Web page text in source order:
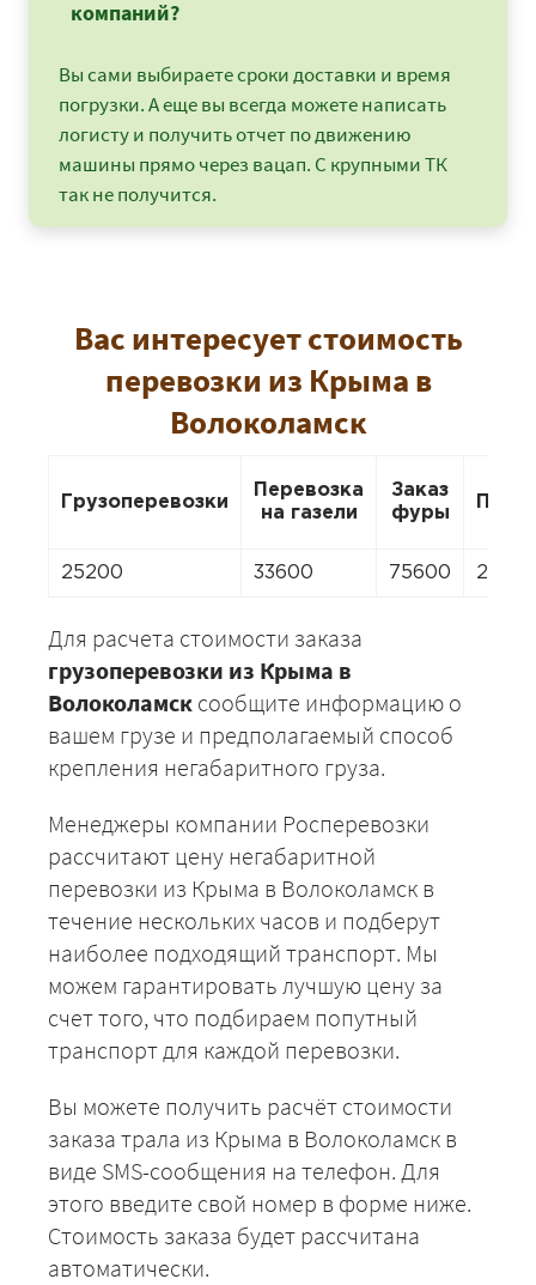
компаний?
Вы сами выбираете сроки доставки и время
погрузки. А еще вы всегда можете написать
логисту и получить отчет по движению
машины прямо через вацап. С крупными ТК
так не получится.
Вас интересует стоимость
перевозки из Крыма в
Волоколамск
Грузоперевозки
Перевозка
на газели
Заказ
фуры
25200 33600 75600 23520
Для расчета стоимости заказа
грузоперевозки из Крыма в
Волоколамск сообщите информацию о
вашем грузе и предполагаемый способ
крепления негабаритного груза.
Менеджеры компании Росперевозки
рассчитают цену негабаритной
перевозки из Крыма в Волоколамск в
течение нескольких часов и подберут
наиболее подходящий транспорт. Мы
можем гарантировать лучшую цену за
счет того, что подбираем попутный
транспорт для каждой перевозки.
Вы можете получить расчёт стоимости
заказа трала из Крыма в Волоколамск в
виде SMS-сообщения на телефон. Для
этого введите свой номер в форме ниже.
Стоимость заказа будет рассчитана
автоматически.